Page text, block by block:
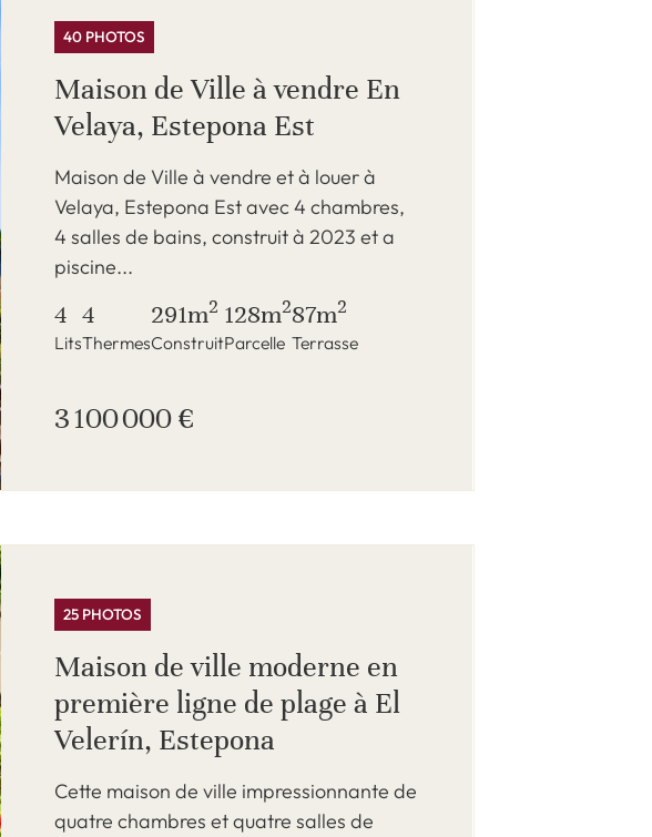
40 PHOTOS
Maison de Ville à vendre En
Velaya, Estepona Est
Maison de Ville à vendre et à louer à
Velaya, Estepona Est avec 4 chambres,
4 salles de bains, construit à 2023 et a
piscine...
4
Lits
4
Thermes
291m2
Construit
128m2
Parcelle
87m2
Terrasse
3 100 000 €
25 PHOTOS
Maison de ville moderne en
première ligne de plage à El
Velerín, Estepona
Cette maison de ville impressionnante de
quatre chambres et quatre salles de